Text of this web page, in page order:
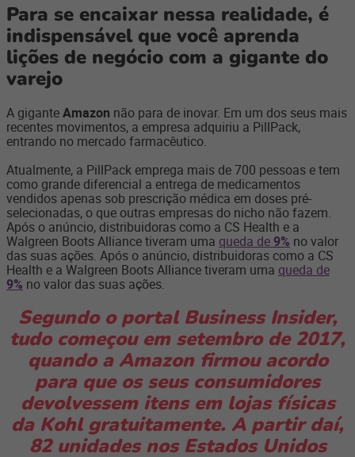
Para se encaixar nessa realidade, é
indispensável que você aprenda
lições de negócio com a gigante do
varejo
A giganteAmazon não para de inovar. Em um dos seus mais
recentes movimentos, a empresa adquiriu a PillPack,
entrando no mercado farmacêutico.
Atualmente, a PillPack emprega mais de 700 pessoas e tem
como grande diferencial a entrega de medicamentos
vendidos apenas sob prescrição médica em doses pré-
selecionadas, o que outras empresas do nicho não fazem.
Após o anúncio, distribuidoras como a CS Health e a
Walgreen Boots Alliance tiveram uma queda de 9% no valor
das suas ações. Após o anúncio, distribuidoras como a CS
Health e a Walgreen Boots Alliance tiveram uma queda de
9% no valor das suas ações.
Segundo o portal Business Insider,
tudo começou em setembro de 2017,
quando a Amazon firmou acordo
para que os seus consumidores
devolvessem itens em lojas físicas
da Kohl gratuitamente. A partir daí,
82 unidades nos Estados Unidos